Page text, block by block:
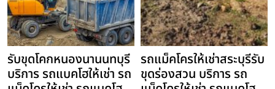
รับขุดโคกหนองนานนทบุรี
บริการ รถแบคโฮให้เช่า รถ
รถแม็คโครให้เช่าสระบุรีรับ
ขุดร่องสวน บริการ รถ